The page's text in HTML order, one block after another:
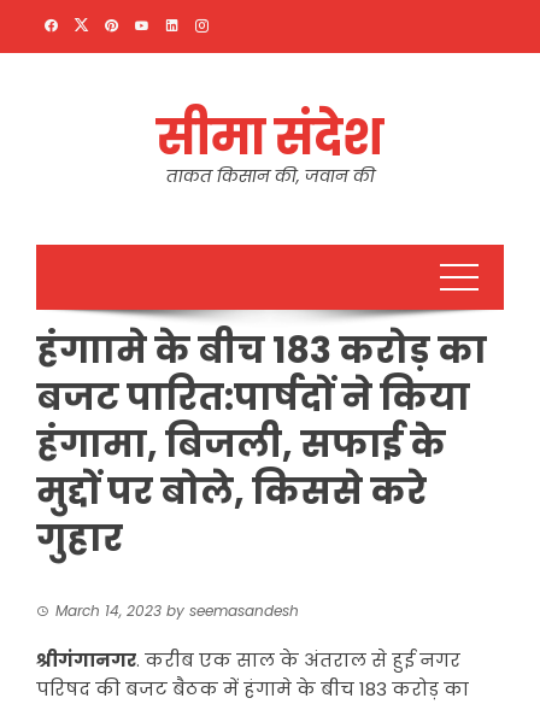
सीमा संदेश
ताकत किसान की, जवान की
हंगाामे के बीच 183 करोड़ का
बजट पारित:पार्षदों ने किया
हंगामा, बिजली, सफाई के
मुद्दों पर बोले, किससे करे
गुहार
March 14, 2023 by seemasandesh
श्रीगंगानगर. करीब एक साल के अंतराल से हुई नगर
परिषद की बजट बैठक में हंगामे के बीच 183 करोड़ का